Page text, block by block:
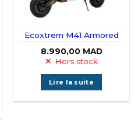
Ecoxtrem M41 Armored
8.990,00 MAD
Hors stock
Lire la suite